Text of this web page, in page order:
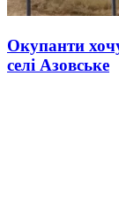
Окупанти
селі Азовське